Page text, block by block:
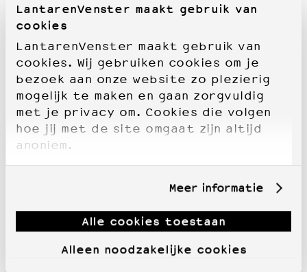
LantarenVenster maakt gebruik van
cookies
LantarenVenster maakt gebruik van
cookies. Wij gebruiken cookies om je
bezoek aan onze website zo plezierig
mogelijk te maken en gaan zorgvuldig
met je privacy om. Cookies die volgen
hoe jij met de site omgaat zijn altijd
anoniem.
Meer informatie
Alle cookies toestaan
Alleen noodzakelijke cookies